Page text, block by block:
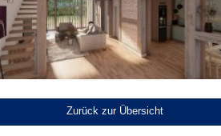
Zurück zur Übersicht